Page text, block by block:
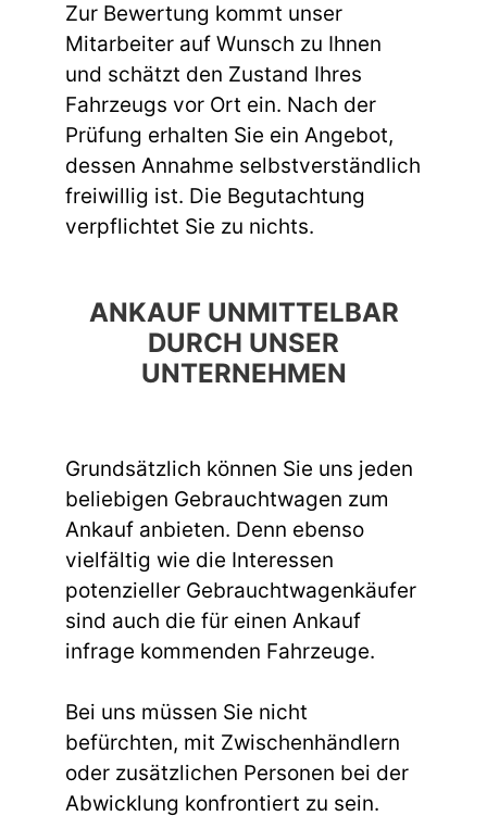
Zur Bewertung kommt unser
Mitarbeiter auf Wunsch zu Ihnen
und schätzt den Zustand Ihres
Fahrzeugs vor Ort ein. Nach der
Prüfung erhalten Sie ein Angebot,
dessen Annahme selbstverständlich
freiwillig ist. Die Begutachtung
verpflichtet Sie zu nichts.
ANKAUF UNMITTELBAR
DURCH UNSER
UNTERNEHMEN
Grundsätzlich können Sie uns jeden
beliebigen Gebrauchtwagen zum
Ankauf anbieten. Denn ebenso
vielfältig wie die Interessen
potenzieller Gebrauchtwagenkäufer
sind auch die für einen Ankauf
infrage kommenden Fahrzeuge.
Bei uns müssen Sie nicht
befürchten, mit Zwischenhändlern
oder zusätzlichen Personen bei der
Abwicklung konfrontiert zu sein.